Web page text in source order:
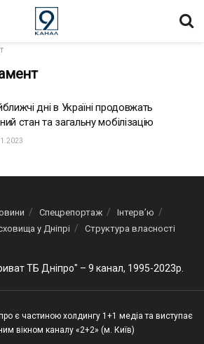
дні в Україні продовжать
стан та загальну мобілізацію
Спецрепортаж
Інтерв’ю
у Дніпрі Структура власності
ТБ Дніпро" – 9 канал, 1995-2023р.
є частиною холдингу 1+1 медіа та виступає
вікном каналу «2+2» (м. Київ)